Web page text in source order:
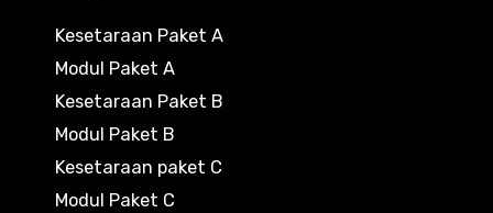
Kesetaraan Paket A
Modul Paket A
Kesetaraan Paket B
Modul Paket B
Kesetaraan paket C
Modul Paket C